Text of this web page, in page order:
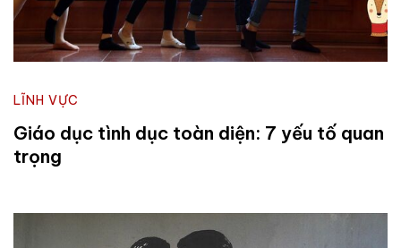
LĨNH VỰC
Giáo dục tình dục toàn diện: 7 yếu tố quan
trọng